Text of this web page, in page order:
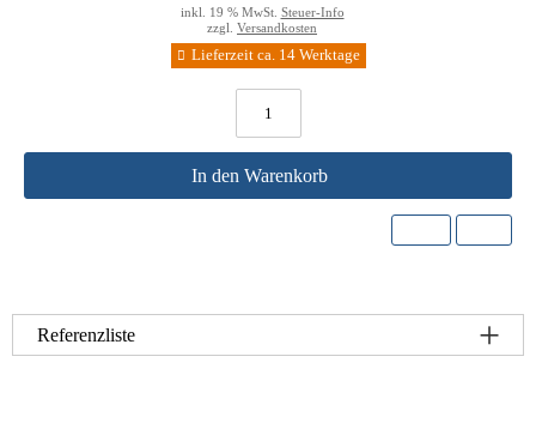
inkl. 19 % MwSt. Steuer-Info
zzgl. Versandkosten
Lieferzeit ca. 14 Werktage
In den Warenkorb
Referenzliste